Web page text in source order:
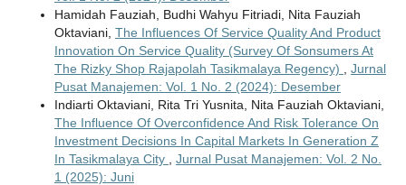
Hamidah Fauziah, Budhi Wahyu Fitriadi, Nita Fauziah
Oktaviani, The Influences Of Service Quality And Product
Innovation On Service Quality (Survey Of Sonsumers At
The Rizky Shop Rajapolah Tasikmalaya Regency)
Jurnal
Pusat Manajemen: Vol. 1 No. 2 (2024): Desember
Indiarti Oktaviani, Rita Tri Yusnita, Nita Fauziah Oktaviani,
The Influence Of Overconfidence And Risk Tolerance On
Investment Decisions In Capital Markets In Generation Z
In Tasikmalaya City
Jurnal Pusat Manajemen: Vol. 2 No.
1 (2025): Juni